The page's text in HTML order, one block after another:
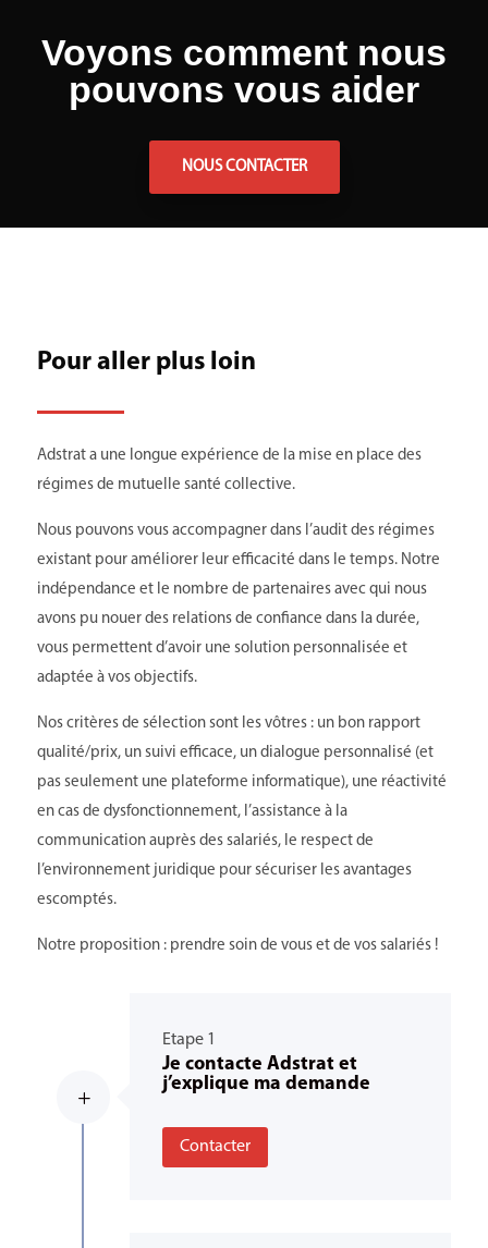
Voyons comment nous
pouvons vous aider
NOUS CONTACTER
Pour aller plus loin
Adstrat a une longue expérience de la mise en place des
régimes de mutuelle santé collective.
Nous pouvons vous accompagner dans l’audit des régimes
existant pour améliorer leur efficacité dans le temps. Notre
indépendance et le nombre de partenaires avec qui nous
avons pu nouer des relations de confiance dans la durée,
vous permettent d’avoir une solution personnalisée et
adaptée à vos objectifs.
Nos critères de sélection sont les vôtres : un bon rapport
qualité/prix, un suivi efficace, un dialogue personnalisé (et
pas seulement une plateforme informatique), une réactivité
en cas de dysfonctionnement, l’assistance à la
communication auprès des salariés, le respect de
l’environnement juridique pour sécuriser les avantages
escomptés.
Notre proposition : prendre soin de vous et de vos salariés !
L
Etape 1
Je contacte Adstrat et
j’explique ma demande
Contacter